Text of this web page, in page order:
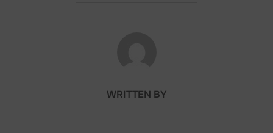
WRITTEN BY